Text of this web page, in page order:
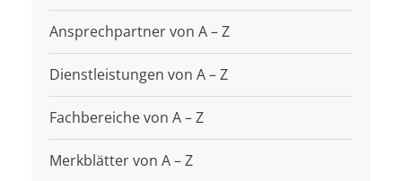
Ansprechpartner von A – Z
Dienstleistungen von A – Z
Fachbereiche von A – Z
Merkblätter von A – Z